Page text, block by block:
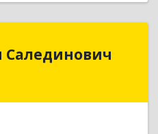
Салединович